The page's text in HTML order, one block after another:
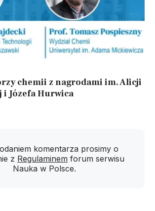
chemii z nagrodami im. Alicji
Józefa Hurwica
komentarza prosimy o
z Regulaminem forum serwisu
Nauka w Polsce.